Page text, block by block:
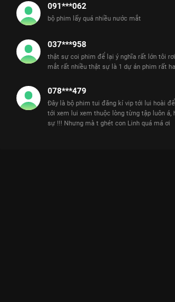
091***062
bộ phim lấy quá nhiều nước mắt
037***958
thật sự coi phim để lại ý nghĩa rất lớn tôi
mắt rất nhiều thật sự là 1 dự án phim rất
078***479
Đây là bộ phim tui đăng kí vip tới lui hoài
tới xem lui xem thuộc lòng từng tập luôn á,
sự !!! Nhưng mà t ghét con Linh quá má ơi